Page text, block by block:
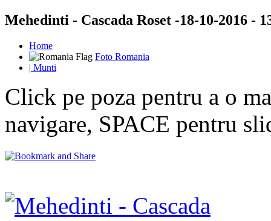
Mehedinti - Cascada Roset -18-10-2016 -
Home
Foto Romania
| Munti
Click pe poza pentru a o
navigare, SPACE pentru